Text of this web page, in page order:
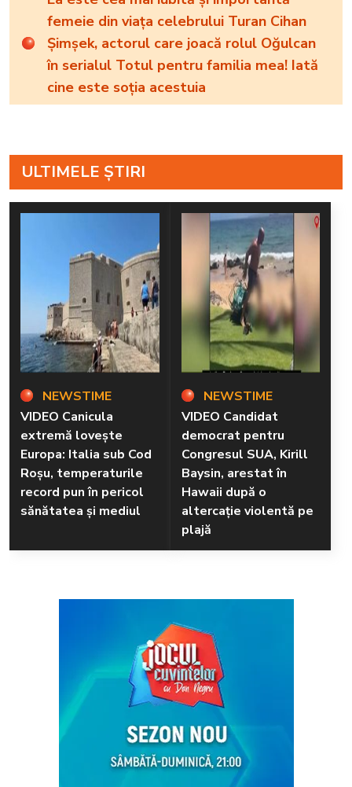
femeie din viața celebrului Turan Cihan
Şimşek, actorul care joacă rolul Oğulcan
în serialul Totul pentru familia mea! Iată
cine este soția acestuia
ULTIMELE ȘTIRI
NEWSTIME
VIDEO Canicula
extremă lovește
Europa: Italia sub Cod
Roșu, temperaturile
record pun în pericol
sănătatea și mediul
NEWSTIME
VIDEO Candidat
democrat pentru
Congresul SUA, Kirill
Baysin, arestat în
Hawaii după o
altercație violentă pe
plajă